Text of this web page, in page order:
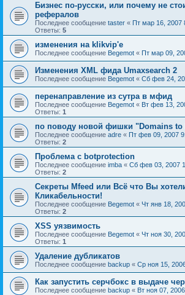
Бизнес по-русски, или почему не
рефералов
Последнее сообщение taster « Пт мар 16, 2007
Ответы: 5
изменения на klikvip'е
Последнее сообщение Begemot « Пт мар 09,
Изменения XML фида Umaxsearch 2
Последнее сообщение Begemot « Сб фев 24,
перенаправление из сутра в мфид
Последнее сообщение Begemot « Вт фев 13,
Ответы: 1
по поводу новой фишки "Domains to
Последнее сообщение adre « Пт фев 09, 2007
Ответы: 2
Проблема с botprotection
Последнее сообщение imba « Сб фев 03, 2007
Ответы: 2
Секреты Mfeed или Всё что Вы
Кликабельности!
Последнее сообщение Begemot « Чт янв 18,
Ответы: 2
XSS уязвимость
Последнее сообщение Begemot « Чт ноя 30,
Ответы: 1
Удаление дубликатов
Последнее сообщение backup « Ср ноя 15,
Как запустить серчбокс в выдаче
Последнее сообщение backup « Вт ноя 07,